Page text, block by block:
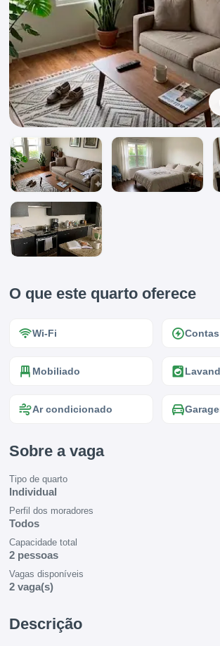
O que este quarto oferece
Wi-Fi
Mobiliado
Ar condicionado
Sobre a vaga
Tipo de quarto
Individual
Perfil dos moradores
Todos
Capacidade total
2 pessoas
Vagas disponíveis
2 vaga(s)
Descrição